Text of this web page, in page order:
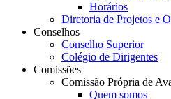
Horários
Diretoria de Projetos e
Conselhos
Conselho Superior
Colégio de Dirigentes
Comissões
Comissão Própria de
Quem somos